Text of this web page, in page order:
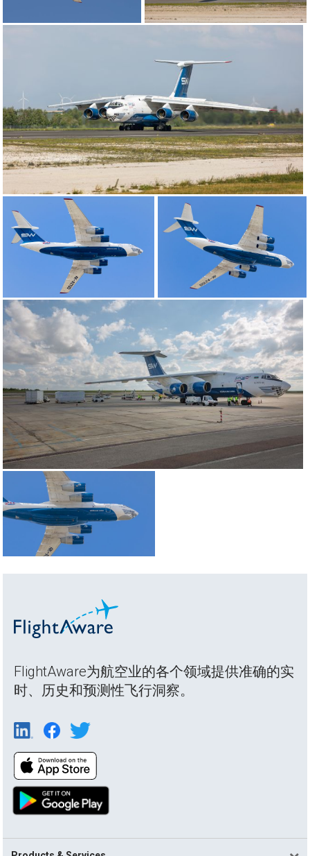
FlightAware为航空业的各个领域提供准确的实
时、历史和预测性飞行洞察。